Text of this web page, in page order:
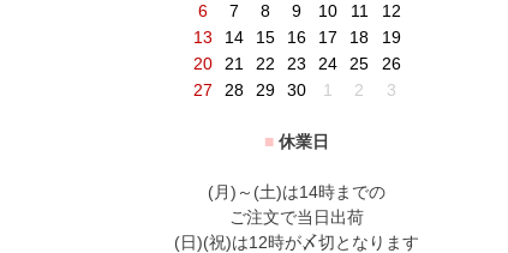
6
7 8 9 10 11
12
13
14 15 16 17 18
19
20
21 22 23 24 25
26
27
28 29 30 1 2 3
■ 休業日
(月)～(土)は14時までの
ご注文で当日出荷
(日)(祝)は12時が〆切となります